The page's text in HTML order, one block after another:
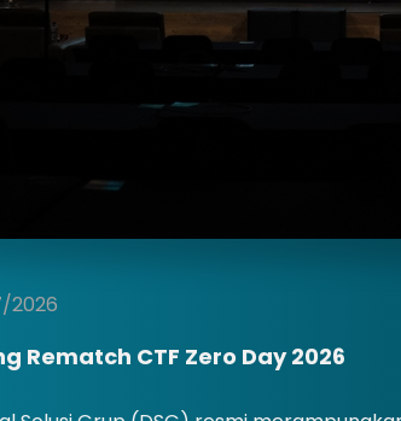
2026
Rematch CTF Zero Day 2026